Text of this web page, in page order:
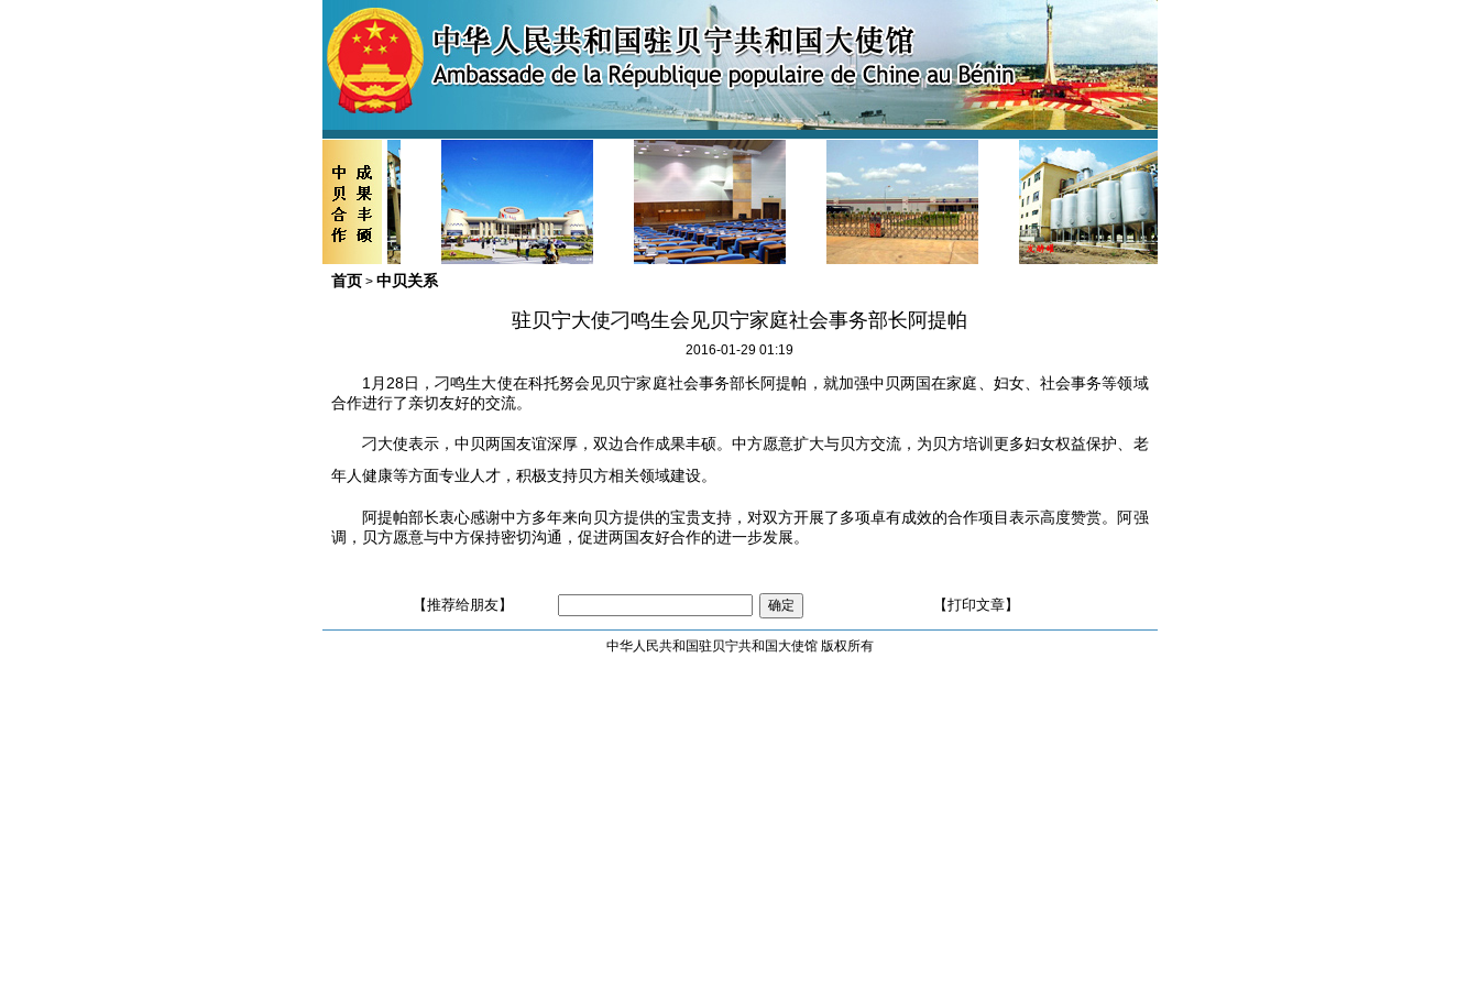
首页 > 中贝关系
驻贝宁大使刁鸣生会见贝宁家庭社会事务部长阿提帕
2016-01-29 01:19
1 月 28日，刁鸣生大使在科托努会见贝宁家庭社会事务部长阿提帕，就加强中贝两国在家庭、妇女、社会事务等领域
合作进行了亲切友好的交流。
刁大使表示，中贝两国友谊深厚，双边合作成果丰硕。中方愿意扩大与贝方交流，为贝方培训更多妇女权益保护、老
年人健康等方面专业人才，积极支持贝方相关领域建设。
阿提帕部长衷心感谢中方多年来向贝方提供的宝贵支持，对双方开展了多项卓有成效的合作项目表示高度赞赏。阿强
调，贝方愿意与中方保持密切沟通，促进两国友好合作的进一步发展。
【推荐给朋友】 【打印文章】
中华人民共和国驻贝宁共和国大使馆 版权所有